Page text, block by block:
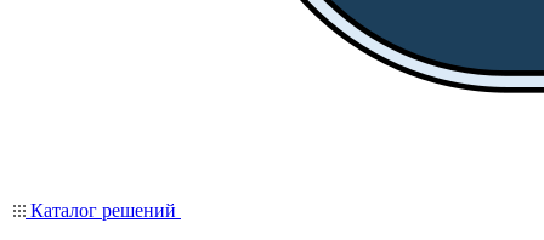
Каталог решений